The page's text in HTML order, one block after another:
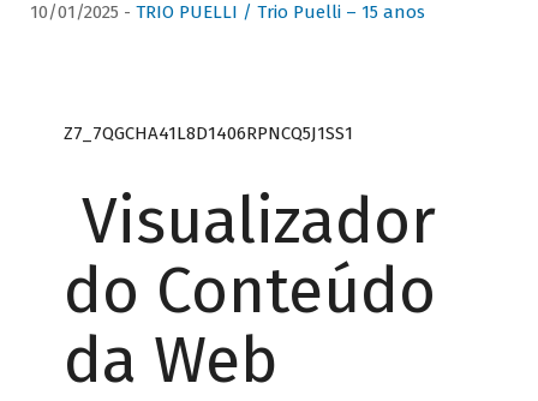
10/01/2025 - TRIO PUELLI / Trio Puelli – 15 anos
Z7_7QGCHA41L8D1406RPNCQ5J1SS1
Visualizador
do Conteúdo
da Web